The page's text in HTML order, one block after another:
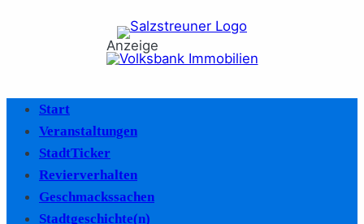
Anzeige
Start
Veranstaltungen
StadtTicker
Revierverhalten
Geschmackssachen
Stadtgeschichte(n)